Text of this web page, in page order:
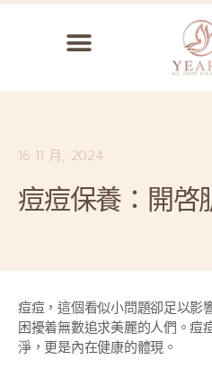
16 11 月, 2024
痘痘保養：開啓
痘痘，這個看似小問題卻足以影
困擾着無數追求美麗的人們。痘
淨，更是內在健康的體現。